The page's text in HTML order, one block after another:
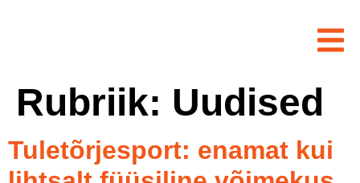
Rubriik: Uudised
Tuletõrjesport: enamat kui